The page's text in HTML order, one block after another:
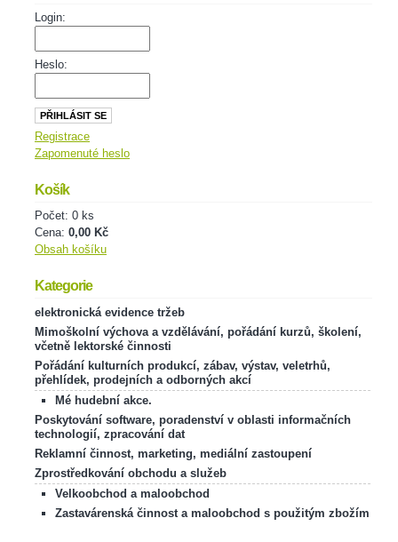
Login:
Heslo:
Registrace
Zapomenuté heslo
Košík
Počet: 0 ks
Cena: 0,00 Kč
Obsah košíku
Kategorie
elektronická evidence tržeb
Mimoškolní výchova a vzdělávání, pořádání kurzů, školení,
včetně lektorské činnosti
Pořádání kulturních produkcí, zábav, výstav, veletrhů,
přehlídek, prodejních a odborných akcí
Mé hudební akce.
Poskytování software, poradenství v oblasti informačních
technologií, zpracování dat
Reklamní činnost, marketing, mediální zastoupení
Zprostředkování obchodu a služeb
Velkoobchod a maloobchod
Zastavárenská činnost a maloobchod s použitým zbožím